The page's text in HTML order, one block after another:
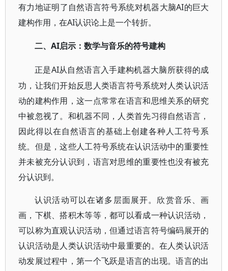
有力地证明了自然语言符号系统对机器大脑AI的巨大
建构作用，在AI认识论上是一个转折。
二、 AI启示：数学与音乐的符号建构
正是AI从自然语言入手建构机器大脑所获得的成
功，让我们开始反思人类语言符号系统对人类认识活
动的建构作用，这一点常常在语言和思维关系的研究
中被忽视了。和机器不同，人类首先习得自然语言，
因此得以在自然语言的基础上创建各种人工符号系
统。但是，这些人工符号系统在认识活动中的重要性
并未被充分认识到，语言对思维的重要性也没有被充
分认识到。
认识活动可以在诸多层面展开。欣赏音乐、画
画，下棋、搭积木等等，都可以看成一种认识活动，
可以称为直观认识活动，但通过语言符号编码展开的
认识活动是人类认识活动中最重要的。在人类认识活
动发展过程中，第一个飞跃是语言的出现。语言的出